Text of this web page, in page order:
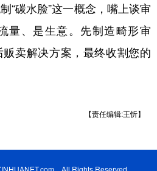
碳水脸”这一概念，嘴上谈审
量、是生意。先制造畸形审
卖解决方案，最终收割您的
【责任编辑:王忻】
All Rights Reserved.